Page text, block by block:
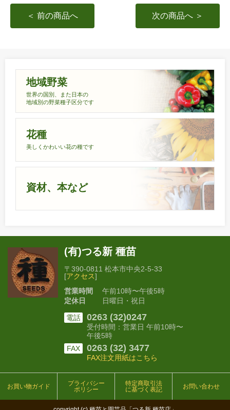
＜ 前の商品へ 次の商品へ ＞
地域野菜
世界の国別、また日本の
地域別の野菜種子区分です
花種
美しくかわいい花の種です
資材、本など
(有)つる新 種苗
〒390-0811 松本市中央2-5-33
[アクセス]
営業時間
午前10時〜午後5時
定休日
日曜日・祝日
電話 0263 (32)0247
受付時間：営業日 午前10時〜
午後5時
FAX
0263 (32) 3477
FAX注文用紙はこちら
お買い物ガイド
プライバシー
ポリシー
特定商取引法
に基づく表記
お問い合わせ